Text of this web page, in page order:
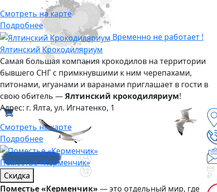
Смотреть на карте
Подробнее
Временно не работает !
Ялтинский Крокодиляриум
Самая большая компания крокодилов на территории
бывшего СНГ с примкнувшими к ним черепахами,
питонами, игуанами и варанами приглашает в гости в
свою обитель —Ялтинский крокодиляриум!
Адрес: г. Ялта, ул. Игнатенко, 1
Смотреть на карте
Подробнее
Поместье «Керменчик»
Скидка
Поместье «Керменчик» — это отдельный мир, где